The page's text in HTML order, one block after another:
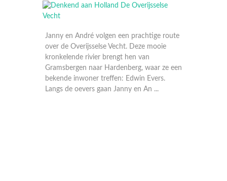
Janny en André volgen een prachtige route
over de Overijsselse Vecht. Deze mooie
kronkelende rivier brengt hen van
Gramsbergen naar Hardenberg, waar ze een
bekende inwoner treffen: Edwin Evers.
Langs de oevers gaan Janny en An ...